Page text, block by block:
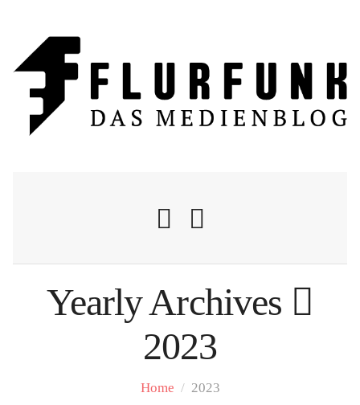
Nachrichten
Flurschelte
Yearly Archives
2023
Home / 2023